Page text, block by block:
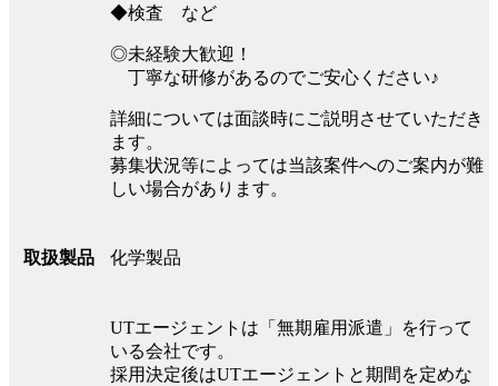
◆検査 など
◎未経験大歓迎！
丁寧な研修があるのでご安心ください♪
詳細については面談時にご説明させていただき
ます。
募集状況等によっては当該案件へのご案内が難
しい場合があります。
取扱製品 化学製品
UTエージェントは「無期雇用派遣」を行って
いる会社です。
採用決定後はUTエージェントと期間を定めな